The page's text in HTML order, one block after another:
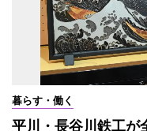
暮らす・働く
平川・長谷川鉄工